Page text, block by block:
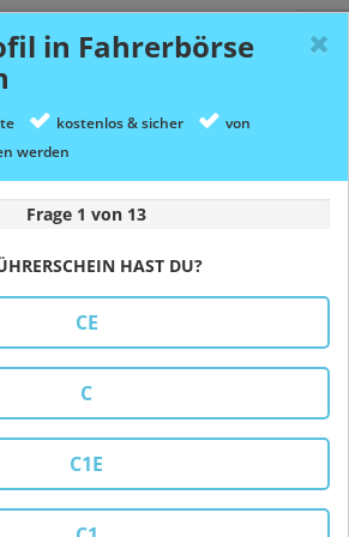
SUCHEN
Fahrer (M*) für den täglichen
in Fahrerbörse
kostenlos & sicher
von
werden
Frage 1 von 13
HAST DU?
CE
C
C1E